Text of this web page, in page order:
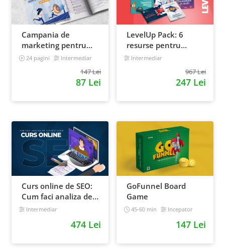
Campania de
marketing pentru
magazinul tau
24 pagini Intermediar
147 Lei
87 Lei
LevelUp Pack: 6
resurse pentru
antreprenorii care
Intermediar
967 Lei
247 Lei
Curs online de SEO:
Cum faci analiza de
cuvinte cheie si
Intermediar
474 Lei
GoFunnel Board
Game
45-60 min Incepator
147 Lei